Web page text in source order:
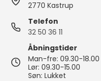
2770 Kastrup
Telefon
32 50 36 11
Åbningstider
Man-fre: 09.30-18.00
Lør: 09.30-15.00
Søn: Lukket